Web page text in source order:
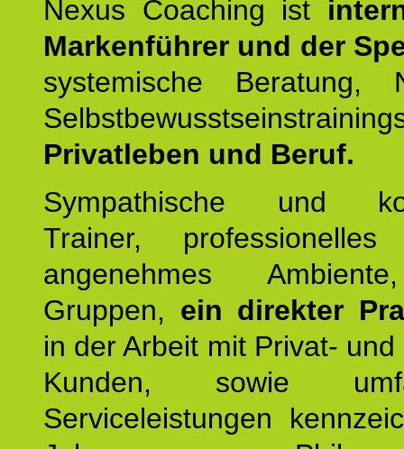
Nexus Coaching ist
Markenführer und der
systemische Beratung,
Privatleben und Beruf.
Sympathische und
Trainer, professionelles
angenehmes
Gruppen, ein direkter
in der Arbeit mit Privat-
Kunden, sowie
Serviceleistungen